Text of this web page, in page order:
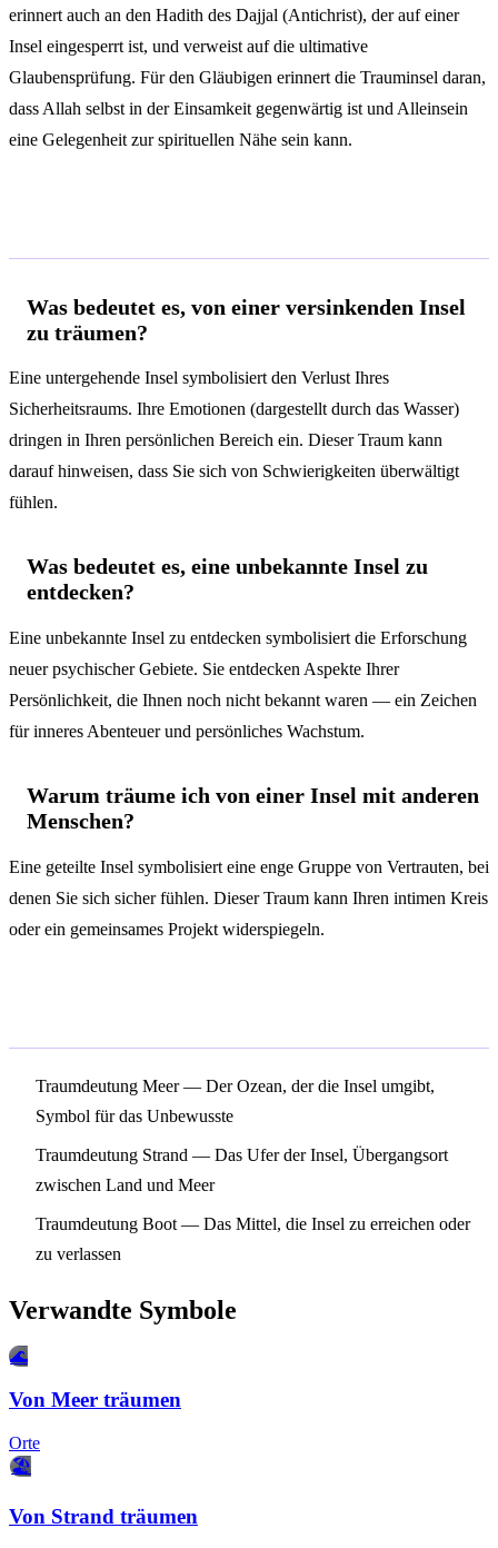
erinnert auch an den Hadith des Dajjal (Antichrist), der auf einer
Insel eingesperrt ist, und verweist auf die ultimative
Glaubensprüfung. Für den Gläubigen erinnert die Trauminsel daran,
dass Allah selbst in der Einsamkeit gegenwärtig ist und Alleinsein
eine Gelegenheit zur spirituellen Nähe sein kann.
Was bedeutet es, von einer versinkenden Insel
zu träumen?
Eine untergehende Insel symbolisiert den Verlust Ihres
Sicherheitsraums. Ihre Emotionen (dargestellt durch das Wasser)
dringen in Ihren persönlichen Bereich ein. Dieser Traum kann
darauf hinweisen, dass Sie sich von Schwierigkeiten überwältigt
fühlen.
Was bedeutet es, eine unbekannte Insel zu
entdecken?
Eine unbekannte Insel zu entdecken symbolisiert die Erforschung
neuer psychischer Gebiete. Sie entdecken Aspekte Ihrer
Persönlichkeit, die Ihnen noch nicht bekannt waren — ein Zeichen
für inneres Abenteuer und persönliches Wachstum.
Warum träume ich von einer Insel mit anderen
Menschen?
Eine geteilte Insel symbolisiert eine enge Gruppe von Vertrauten, bei
denen Sie sich sicher fühlen. Dieser Traum kann Ihren intimen Kreis
oder ein gemeinsames Projekt widerspiegeln.
Traumdeutung Meer— Der Ozean, der die Insel umgibt,
Symbol für das Unbewusste
Traumdeutung Strand — Das Ufer der Insel, Übergangsort
zwischen Land und Meer
Traumdeutung Boot — Das Mittel, die Insel zu erreichen oder
zu verlassen
Verwandte Symbole
🌊
Von Meer träumen
Orte
🏖️
Von Strand träumen